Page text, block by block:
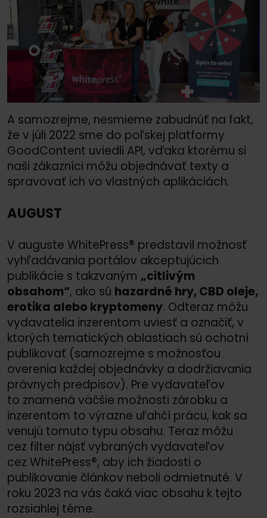
A samozrejme, nesmieme zabudnúť na fakt,
že v júli 2022 sme do poľskej platformy
GoodContent uviedli API, vďaka ktorému si
naši zákazníci môžu objednávať texty a
spravovať ich vo vlastných aplikáciách.
AUGUST
V auguste WhitePress® predstavil možnosť
vyhľadávania portálov akceptujúcich
publikácie s takzvaným „citlivým
obsahom“, ako sú hazardné hry, CBD oleje,
erotika alebo kryptomeny. Odteraz môžu
vydavatelia inzerentom uviesť a označiť, v
ktorých tematických oblastiach sú ochotní
publikovať (samozrejme s možnosťou
overenia každej objednávky a dodržiavania
právnych predpisov). Pre vydavateľov
to znamená väčšie možnosti zárobku a
inzerentom to výrazne uľahčí prácu, kak sa
venujú tomuto typu obsahu. Teraz môžu
cez filter nájsť vybraných vydavateľov
cez WhitePress®, aby ich žiadosti o
publikovanie článkov neboli odmietnuté. V
roku 2023 na vás čaká viac obsahu k tejto
rozsiahlej téme.